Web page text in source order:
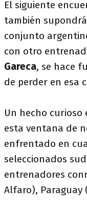
El siguiente
también
conjunto
con otro
Gareca, se hace
de perder en esa
Un hecho curioso
esta ventana de
enfrentado en
seleccionados
entrenadores
Alfaro), Paraguay